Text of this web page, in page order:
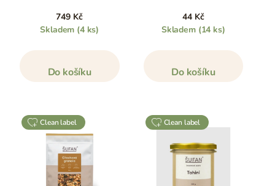
749 Kč
Skladem (4 ks)
Do košíku
44 Kč
Skladem (14 ks)
Do košíku
clean label clean label